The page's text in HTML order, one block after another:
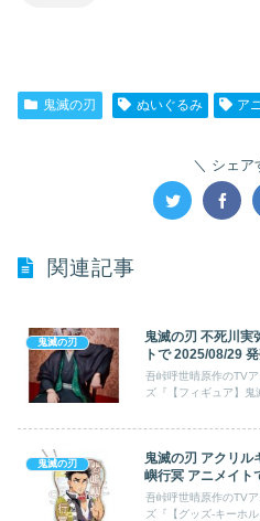
鬼滅の刃 ぬいぐるみ ア
シェア
関連記事
鬼滅の刃
鬼滅の刃 不死川実
トで 2025/08/29
吾峠呼世晴原作のTV
ズ『【フィギュア】鬼
鬼滅の刃
鬼滅の刃 アクリル
嶼行冥 アニメイト
吾峠呼世晴原作のTV
ズ『【グッズ-キーホ